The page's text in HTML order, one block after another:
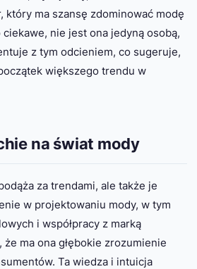
który ma szansę zdominować modę
nie jest ona jedyną osobą,
z tym odcieniem, co sugeruje,
większego trendu w
na świat mody
za trendami, ale także je
w projektowaniu mody, w tym
i współpracy z marką
ma ona głębokie zrozumienie
Ta wiedza i intuicja